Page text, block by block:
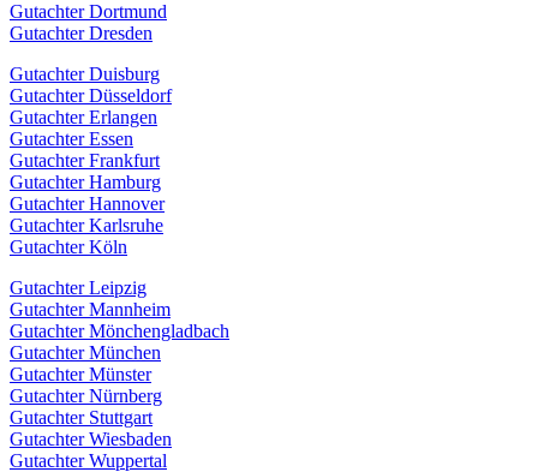
Gutachter Dortmund
Gutachter Dresden
Gutachter Duisburg
Gutachter Düsseldorf
Gutachter Erlangen
Gutachter Essen
Gutachter Frankfurt
Gutachter Hamburg
Gutachter Hannover
Gutachter Karlsruhe
Gutachter Köln
Gutachter Leipzig
Gutachter Mannheim
Gutachter Mönchengladbach
Gutachter München
Gutachter Münster
Gutachter Nürnberg
Gutachter Stuttgart
Gutachter Wiesbaden
Gutachter Wuppertal